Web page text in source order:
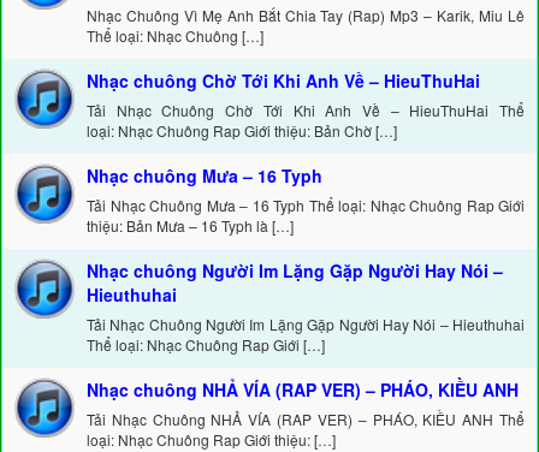
Nhạc Chuông Vì Mẹ Anh Bắt Chia Tay (Rap) Mp3 – Karik, Miu Lê
Thể loại: Nhạc Chuông […]
Nhạc chuông Chờ Tới Khi Anh Về – HieuThuHai
Tải Nhạc Chuông Chờ Tới Khi Anh Về – HieuThuHai Thể
loại: Nhạc Chuông Rap Giới thiệu: Bản Chờ […]
Nhạc chuông Mưa – 16 Typh
Tải Nhạc Chuông Mưa – 16 Typh Thể loại: Nhạc Chuông Rap Giới
thiệu: Bản Mưa – 16 Typh là […]
Nhạc chuông Người Im Lặng Gặp Người Hay Nói –
Hieuthuhai
Tải Nhạc Chuông Người Im Lặng Gặp Người Hay Nói – Hieuthuhai
Thể loại: Nhạc Chuông Rap Giới […]
Nhạc chuông NHẢ VÍA (RAP VER) – PHÁO, KIỀU ANH
Tải Nhạc Chuông NHẢ VÍA (RAP VER) – PHÁO, KIỀU ANH Thể
loại: Nhạc Chuông Rap Giới thiệu: […]